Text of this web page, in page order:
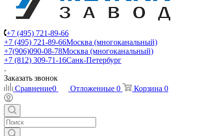
+7 (495) 721-89-66
+7 (495) 721-89-66Москва (многоканальный)
+7(906)090-08-78Москва (многоканальный)
+7 (812) 309-71-16Санк-Петербург
Заказать звонок
Сравнение0 Отложенные 0 Корзина 0